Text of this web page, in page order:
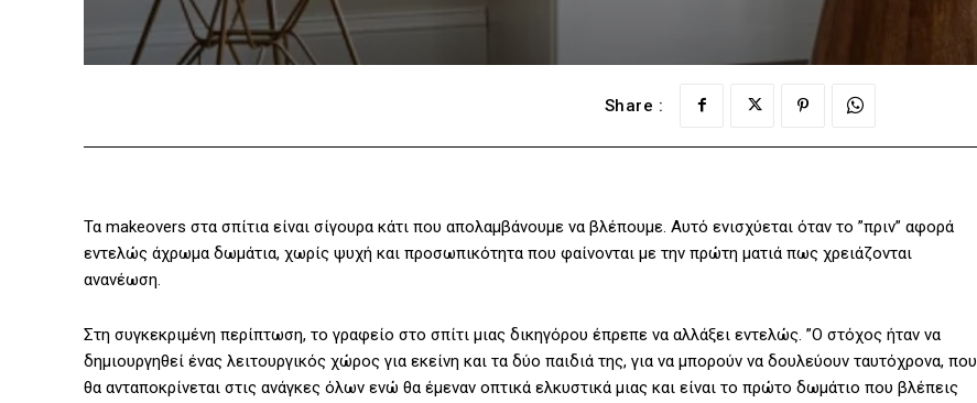
Share :
Τα makeovers στα σπίτια είναι σίγουρα κάτι που απολαμβάνουμε να βλέπουμε. Αυτό ενισχύεται όταν το ”πριν” αφορά
εντελώς άχρωμα δωμάτια, χωρίς ψυχή και προσωπικότητα που φαίνονται με την πρώτη ματιά πως χρειάζονται
ανανέωση.
Στη συγκεκριμένη περίπτωση, το γραφείο στο σπίτι μιας δικηγόρου έπρεπε να αλλάξει εντελώς. ”O στόχος ήταν να
δημιουργηθεί ένας λειτουργικός χώρος για εκείνη και τα δύο παιδιά της, για να μπορούν να δουλεύουν ταυτόχρονα, που
θα ανταποκρίνεται στις ανάγκες όλων ενώ θα έμεναν οπτικά ελκυστικά μιας και είναι το πρώτο δωμάτιο που βλέπεις